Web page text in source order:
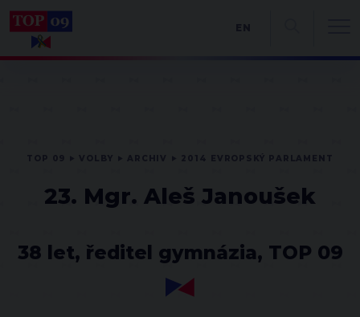
23. Mgr. Aleš Janoušek
38 let, ředitel gymnázia, TOP 09